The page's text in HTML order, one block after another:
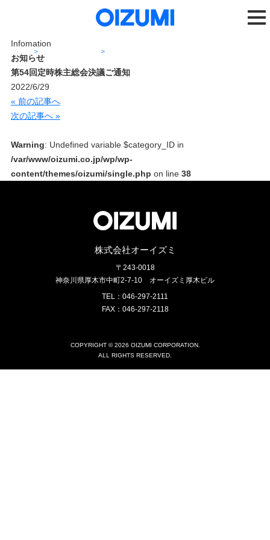
Infomation
お知らせ
第54回定時株主総会決議ご通知
2022/6/29
« 前の記事へ
次の記事へ »
Warning: Undefined variable $category_ID in
/var/www/oizumi.co.jp/wp/wp-
content/themes/oizumi/single.php on line 38
株式会社オーイズミ
〒243-0018
神奈川県厚木市中町2-7-10 オーイズミ厚木ビル
TEL：046-297-2111
FAX：046-297-2118
COPYRIGHT © 2026 OIZUMI CORPORATION.
ALL RIGHTS RESERVED.